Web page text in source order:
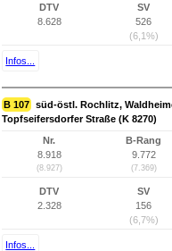
DTV
8.628
SV
526
(6,1%)
Infos...
B 107 süd-östl. Rochlitz,
Topfseifersdorfer Straße (K 8270)
Nr.
8.918
(8.927)
B-Rang
9.772
(7.369)
DTV
2.328
SV
156
(6,7%)
Infos...